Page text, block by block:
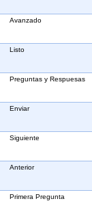
Avanzado
Listo
Preguntas y Respuesas
Enviar
Siguiente
Anterior
Primera Pregunta